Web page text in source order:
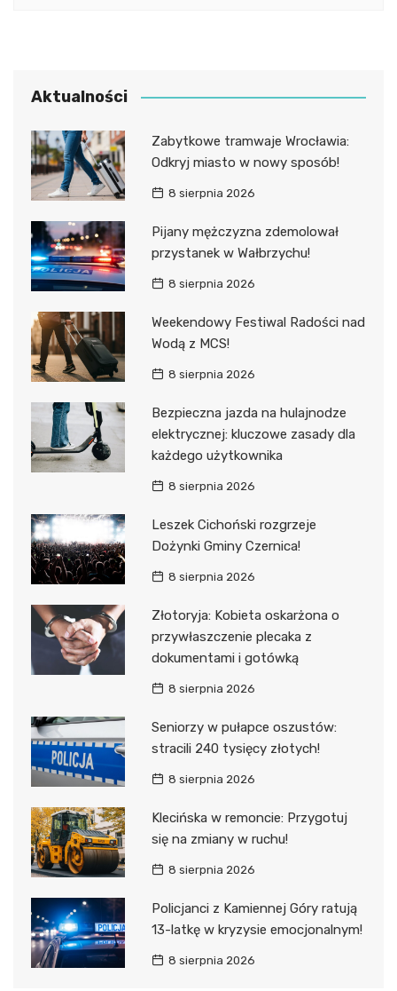
Aktualności
Zabytkowe tramwaje Wrocławia:
Odkryj miasto w nowy sposób!
8 sierpnia 2026
Pijany mężczyzna zdemolował
przystanek w Wałbrzychu!
8 sierpnia 2026
Weekendowy Festiwal Radości nad
Wodą z MCS!
8 sierpnia 2026
Bezpieczna jazda na hulajnodze
elektrycznej: kluczowe zasady dla
każdego użytkownika
8 sierpnia 2026
Leszek Cichoński rozgrzeje
Dożynki Gminy Czernica!
8 sierpnia 2026
Złotoryja: Kobieta oskarżona o
przywłaszczenie plecaka z
dokumentami i gotówką
8 sierpnia 2026
Seniorzy w pułapce oszustów:
stracili 240 tysięcy złotych!
8 sierpnia 2026
Klecińska w remoncie: Przygotuj
się na zmiany w ruchu!
8 sierpnia 2026
Policjanci z Kamiennej Góry ratują
13-latkę w kryzysie emocjonalnym!
8 sierpnia 2026